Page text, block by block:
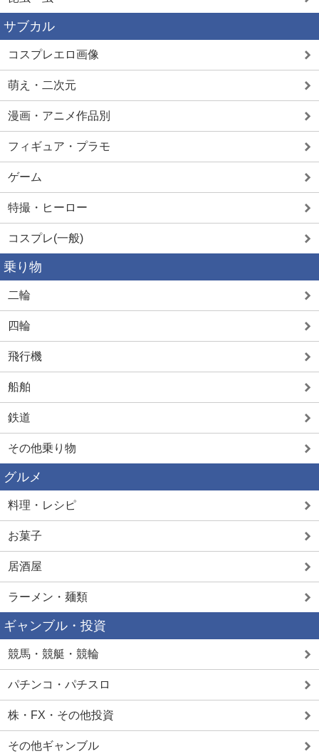
サブカル
コスプレエロ画像
萌え・二次元
漫画・アニメ作品別
フィギュア・プラモ
ゲーム
特撮・ヒーロー
コスプレ(一般)
乗り物
二輪
四輪
飛行機
船舶
鉄道
その他乗り物
グルメ
料理・レシピ
お菓子
居酒屋
ラーメン・麺類
ギャンブル・投資
競馬・競艇・競輪
パチンコ・パチスロ
株・FX・その他投資
その他ギャンブル